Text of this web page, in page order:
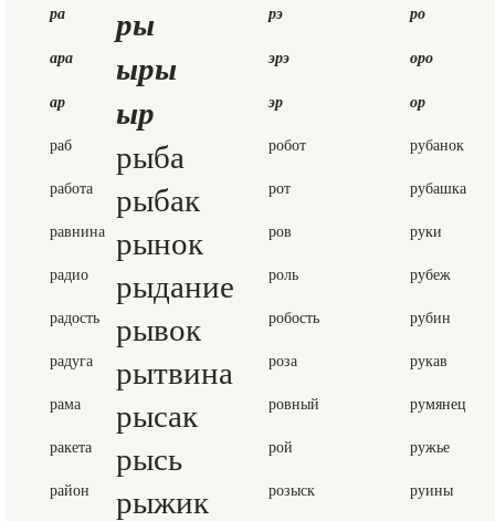
ра ры рэ
ро
ара
ыры эрэ
оро
ар
ыр эр ор
раб рыба робот рубанок
работа рыбак рот рубашка
равнина рынок ров руки
радио рыдание роль рубеж
радость рывок робость рубин
радуга рытвина роза рукав
рама рысак ровный румянец
ракета рысь рой ружье
район рыжик розыск руины